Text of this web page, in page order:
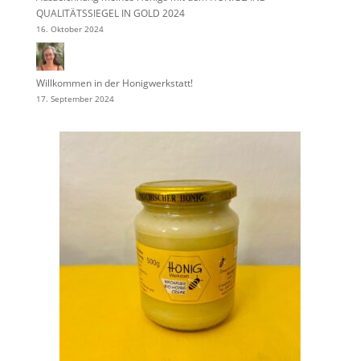
QUALITÄTSSIEGEL IN GOLD 2024
16. Oktober 2024
Willkommen in der Honigwerkstatt!
17. September 2024